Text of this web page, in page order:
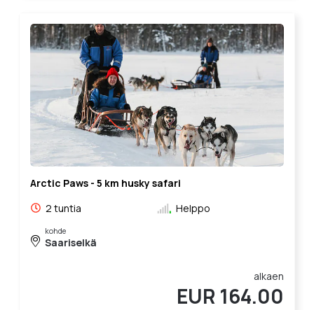
Arctic Paws - 5 km husky safari
2 tuntia
Helppo
kohde
Saariselkä
alkaen
EUR 164.00